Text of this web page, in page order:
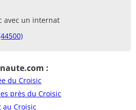
avec un internat
:
du Croisic
près du Croisic
Croisic